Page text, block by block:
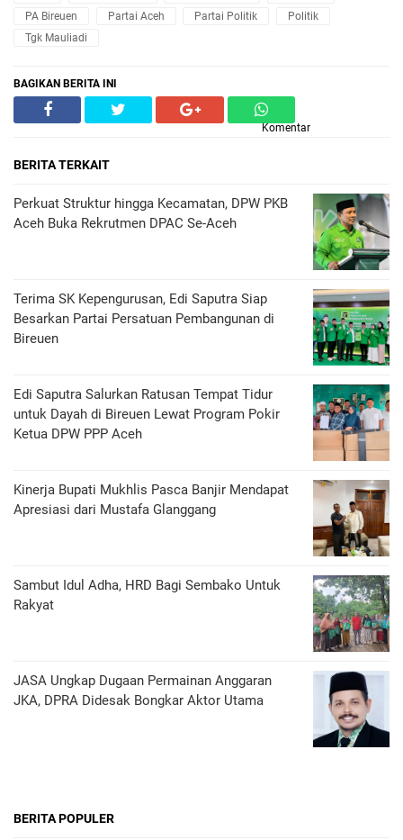
PA Bireuen
Partai Aceh Partai Politik
Politik
Tgk Mauliadi
BAGIKAN BERITA INI
Komentar
BERITA TERKAIT
Perkuat Struktur hingga Kecamatan, DPW PKB
Aceh Buka Rekrutmen DPAC Se-Aceh
Terima SK Kepengurusan, Edi Saputra Siap
Besarkan Partai Persatuan Pembangunan di
Bireuen
Edi Saputra Salurkan Ratusan Tempat Tidur
untuk Dayah di Bireuen Lewat Program Pokir
Ketua DPW PPP Aceh
Kinerja Bupati Mukhlis Pasca Banjir Mendapat
Apresiasi dari Mustafa Glanggang
Sambut Idul Adha, HRD Bagi Sembako Untuk
Rakyat
JASA Ungkap Dugaan Permainan Anggaran
JKA, DPRA Didesak Bongkar Aktor Utama
BERITA POPULER